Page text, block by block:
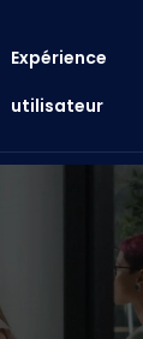
Expérience
utilisateur